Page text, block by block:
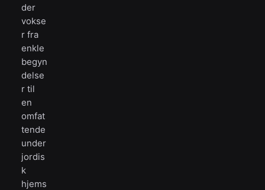
der
vokse
r fra
enkle
begyn
delse
r til
en
omfat
tende
under
jordis
k
hjems